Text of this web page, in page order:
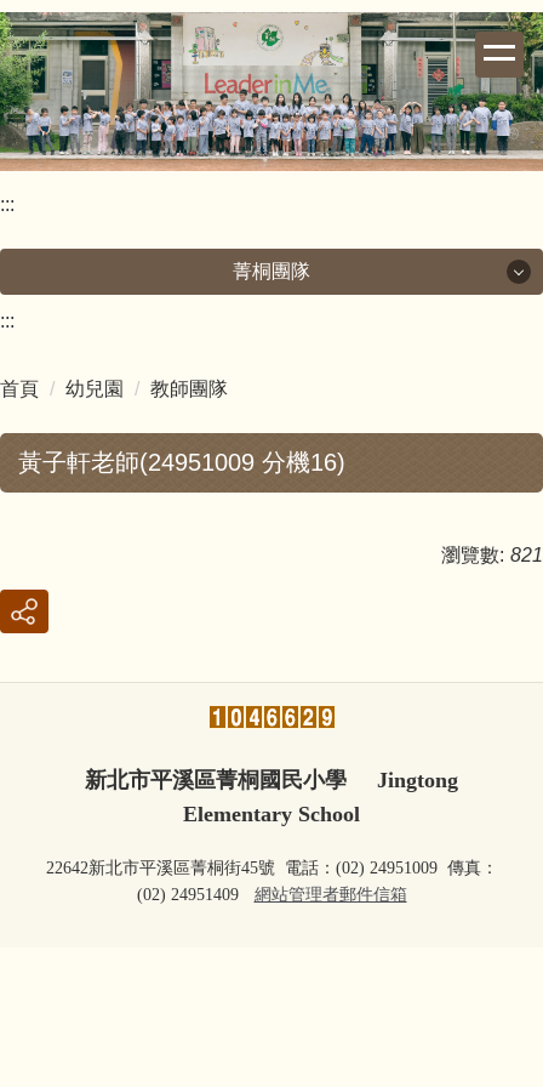
跳
到
主
要
內
容
:::
菁桐團隊
校長室
教導處
幼兒園
:::
首頁 幼兒園 教師團隊
黃子軒老師(24951009 分機16)
瀏覽數: 821
新北市平溪區菁桐國民小學 Jingtong
Elementary School
22642新北市平溪區菁桐街45號 電話：(02) 24951009 傳真：
(02) 24951409
網站管理者郵件信箱